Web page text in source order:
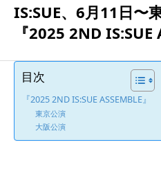
IS:SUE、6月11日〜
『2025 2ND IS:SUE
目次
『2025 2ND IS:SUE ASSEMBLE』
東京公演
大阪公演